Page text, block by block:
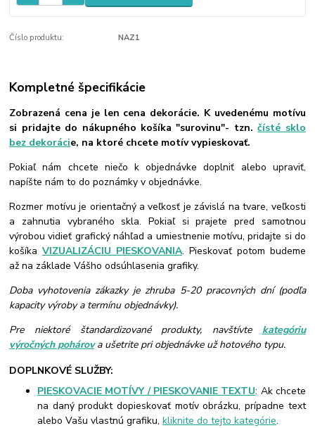
Číslo produktu: NAZ1
Kompletné špecifikácie
Zobrazená cena je len cena dekorácie. K uvedenému motívu
si pridajte do nákupného košíka "surovinu"- tzn.čísté sklo
bez dekorácie, na ktoré chcete motív vypieskovať.
Pokiaľ nám chcete niečo k objednávke doplniť alebo upraviť,
napíšte nám to do poznámky v objednávke.
Rozmer motívu je orientačný a veľkosť je závislá na tvare, veľkosti
a zahnutia vybraného skla. Pokiaľ si prajete pred samotnou
výrobou vidieť grafický náhľad a umiestnenie motívu, pridajte si do
košíkaVIZUALIZÁCIU PIESKOVANIA. Pieskovať potom budeme
až na základe Vášho odsúhlasenia grafiky.
Doba vyhotovenia zákazky je zhruba 5-20 pracovných dní (podľa
kapacity výroby a termínu objednávky).
Pre niektoré štandardizované produkty, navštívte kategóriu
výročných pohárova ušetrite pri objednávke už hotového typu.
DOPLNKOVÉ SLUŽBY:
PIESKOVACIE MOTÍVY / PIESKOVANIE TEXTU: Ak chcete
na daný produkt dopieskovať motív obrázku, prípadne text
alebo Vašu vlastnú grafiku,kliknite do tejto kategórie.